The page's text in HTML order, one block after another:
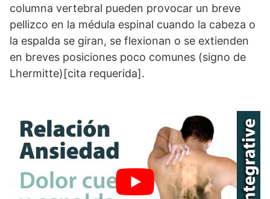
columna vertebral pueden provocar un breve
pellizco en la médula espinal cuando la cabeza o
la espalda se giran, se flexionan o se extienden
en breves posiciones poco comunes (signo de
Lhermitte)[cita requerida].